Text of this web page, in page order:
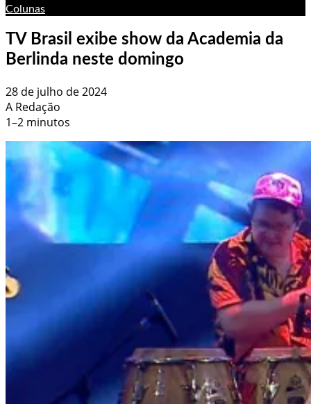
Colunas
TV Brasil exibe show da Academia da
Berlinda neste domingo
28 de julho de 2024
A Redação
1–2 minutos